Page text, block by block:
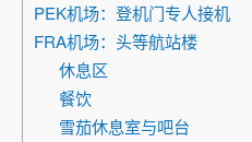
PEK机场：登机门专人接机
FRA机场：头等航站楼
休息区
餐饮
雪茄休息室与吧台